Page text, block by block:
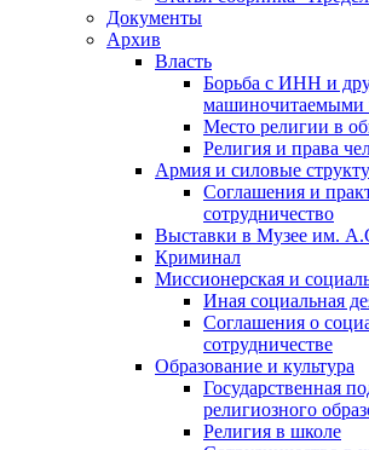
Документы
Архив
Власть
Борьба с ИНН и
машиночитаемыми
Место религии в
Религия и права
Армия и силовые
Соглашения и
сотрудничество
Выставки в Музее им.
Криминал
Миссионерская и
Иная социальная
Соглашения о
сотрудничестве
Образование и культура
Государственная
религиозного
Религия в школе